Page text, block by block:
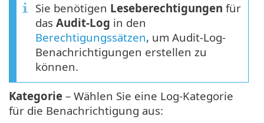
Sie benötigen Leseberechtigungen für
das Audit-Log in den
Berechtigungssätzen, um Audit-Log-
Benachrichtigungen erstellen zu
können.
Kategorie – Wählen Sie eine Log-Kategorie
für die Benachrichtigung aus: